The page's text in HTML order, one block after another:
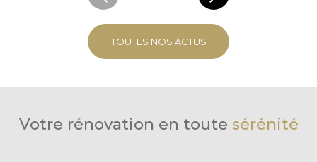
TOUTES NOS ACTUS
Votre rénovation en toute sérénité